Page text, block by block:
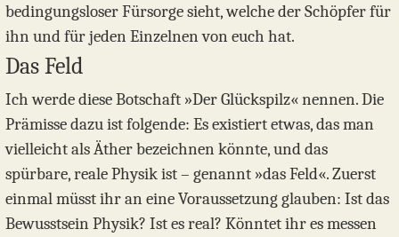
bedingungsloser Fürsorge sieht, welche der Schöpfer für
ihn und für jeden Einzelnen von euch hat.
Das Feld
Ich werde diese Botschaft »Der Glückspilz« nennen. Die
Prämisse dazu ist folgende: Es existiert etwas, das man
vielleicht als Äther bezeichnen könnte, und das
spürbare, reale Physik ist – genannt »das Feld«. Zuerst
einmal müsst ihr an eine Voraussetzung glauben: Ist das
Bewusstsein Physik? Ist es real? Könntet ihr es messen